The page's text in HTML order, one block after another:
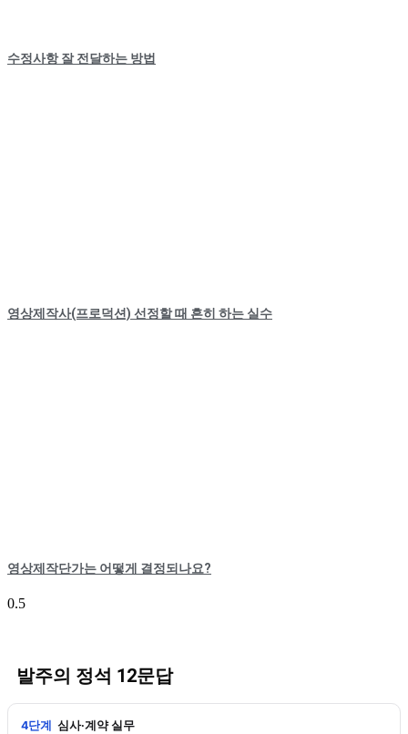
수정사항 잘 전달하는 방법
영상제작사(프로덕션) 선정할 때 흔히 하는 실수
영상제작단가는 어떻게 결정되나요?
발주의 정석 12문답
4단계 심사·계약 실무